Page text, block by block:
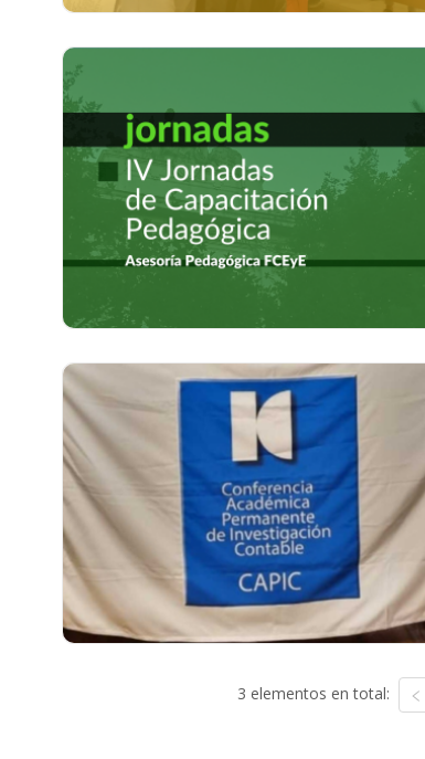
3 elementos en total: